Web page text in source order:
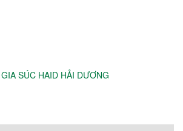
SÚC HAID HẢI DƯƠNG